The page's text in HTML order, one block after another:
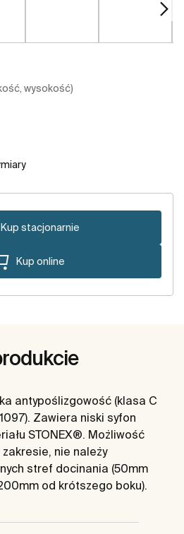
wysokość)
Kup stacjonarnie
Kup online
antypoślizgowość (klasa C
Zawiera niski syfon
STONEX®. Możliwość
nie należy
stref docinania (50mm
od krótszego boku).